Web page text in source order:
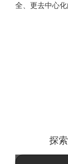
全、更去中心化
探